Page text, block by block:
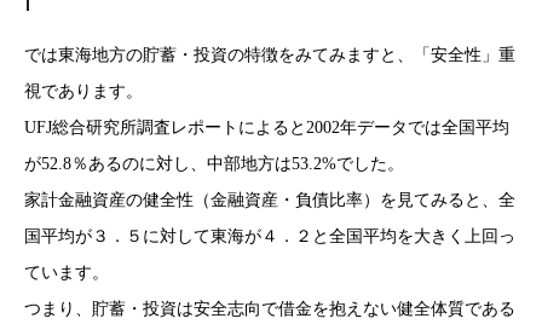
では東海地方の貯蓄・投資の特徴をみてみますと、「安全性」重
視であります。
UFJ総合研究所調査レポートによると2002年データでは全国平均
が52.8％あるのに対し、中部地方は53.2%でした。
家計金融資産の健全性（金融資産・負債比率）を見てみると、全
国平均が３．５に対して東海が４．２と全国平均を大きく上回っ
ています。
つまり、貯蓄・投資は安全志向で借金を抱えない健全体質である